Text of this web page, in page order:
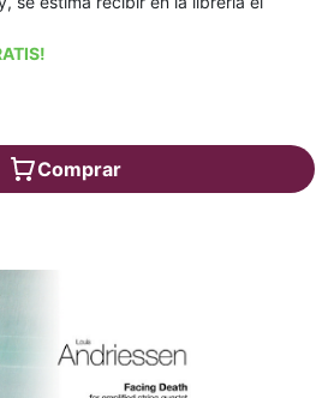
Comprar